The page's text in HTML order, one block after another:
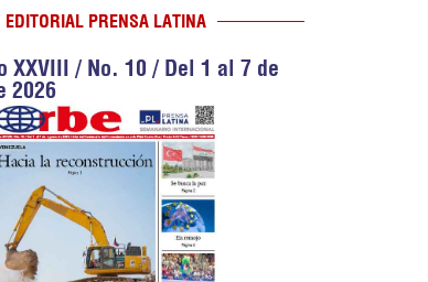
EDITORIAL PRENSA LATINA
XXVIII / No. 10 / Del 1 al 7 de
2026